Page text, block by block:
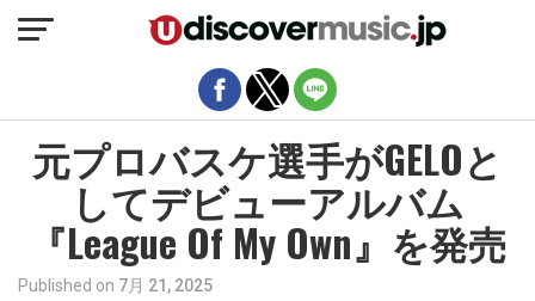
元プロバスケ選手がGELOと
してデビューアルバム
『League Of My Own』を発売
Published on 7月 21, 2025
モバイルバージョンを終了